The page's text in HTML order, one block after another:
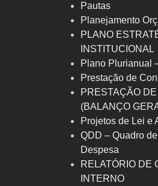
Pautas
Planejamento
PLANO
INSTITUCIONAL
Plano Plurianual
Prestação de
PRESTAÇÃO
(BALANÇO
Projetos de Lei e
QDD – Quadro
Despesa
RELATÓRIO DE
INTERNO